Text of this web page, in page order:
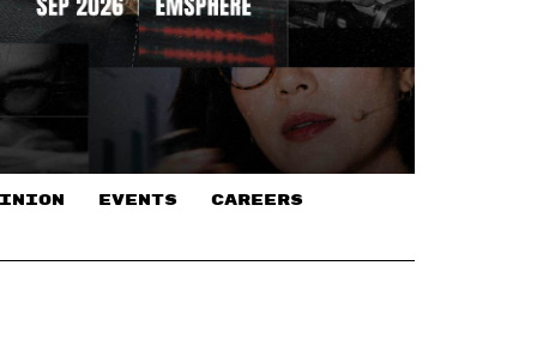
EVENTS CAREERS